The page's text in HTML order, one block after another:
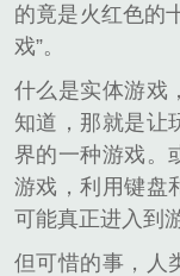
的竟是火红色的
戏”。
什么是实体游戏
知道，那就是让
界的一种游戏。
游戏，利用键盘
可能真正进入到
但可惜的事，人